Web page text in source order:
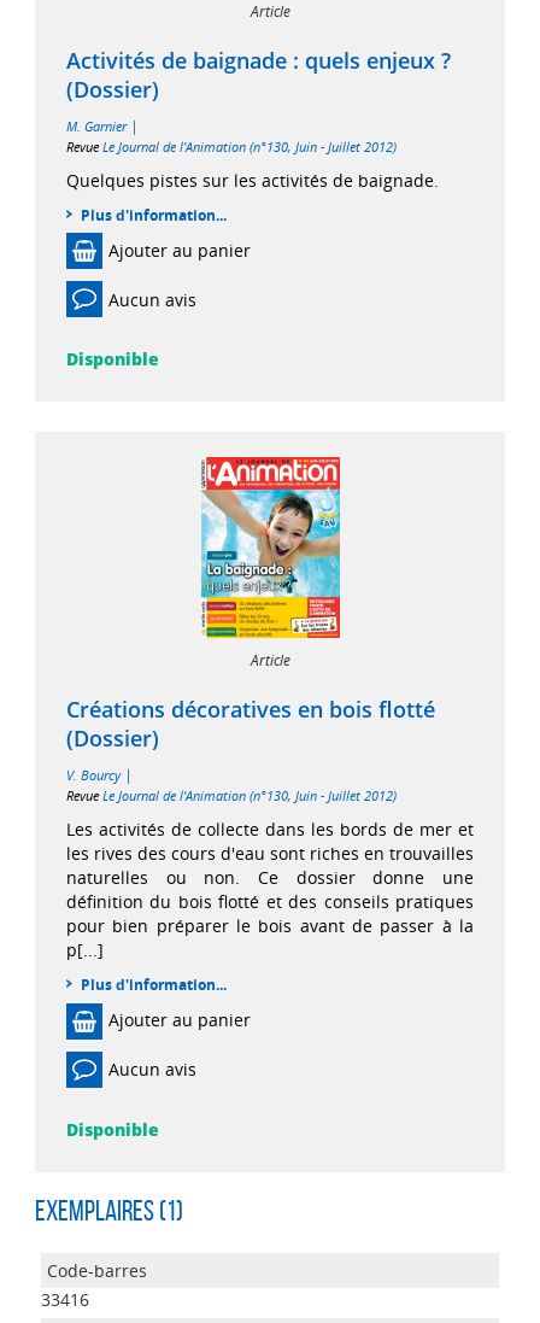
Article
Activités de baignade : quels enjeux ?
(Dossier)
M. Garnier |
Revue Le Journal de l'Animation (n°130, Juin - Juillet 2012)
Quelques pistes sur les activités de baignade.
Plus d'information...
Ajouter au panier
Aucun avis
Disponible
Article
Créations décoratives en bois flotté
(Dossier)
V. Bourcy |
Revue Le Journal de l'Animation (n°130, Juin - Juillet 2012)
Les activités de collecte dans les bords de mer et
les rives des cours d'eau sont riches en trouvailles
naturelles ou non. Ce dossier donne une
définition du bois flotté et des conseils pratiques
pour bien préparer le bois avant de passer à la
p[...]
Plus d'information...
Ajouter au panier
Aucun avis
Disponible
Exemplaires (1)
33416